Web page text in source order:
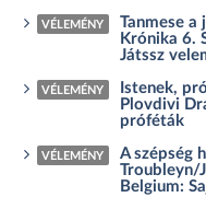
VÉLEMÉNY
Tanmese
Krónika 6.
Játssz
VÉLEMÉNY
Istenek,
Plovdivi
próféták
VÉLEMÉNY
A szépség
Troubleyn/
Belgium: